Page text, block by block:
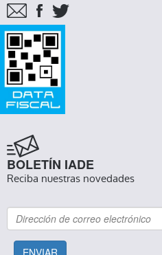
BOLETÍN IADE
Reciba nuestras novedades